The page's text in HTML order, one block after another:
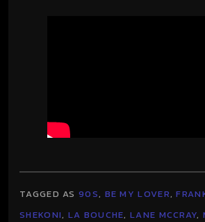
TAGGED AS90S, BE MY LOVER,
SHEKONI, LA BOUCHE,LANE MCCRAY,